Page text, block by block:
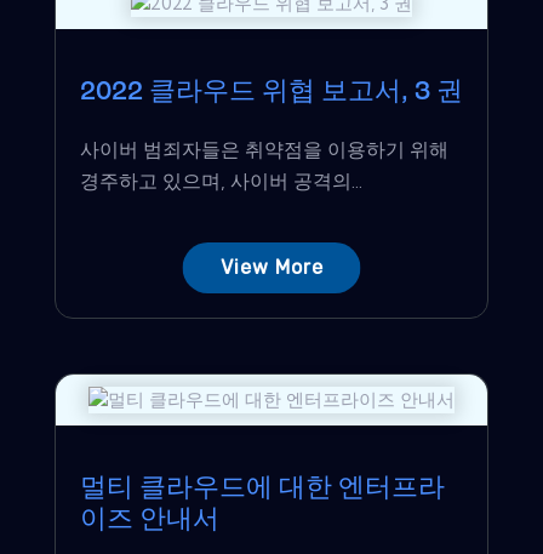
2022 클라우드 위협 보고서, 3 권
사이버 범죄자들은 ​​취약점을 이용하기 위해
경주하고 있으며, 사이버 공격의...
View More
멀티 클라우드에 대한 엔터프라
이즈 안내서